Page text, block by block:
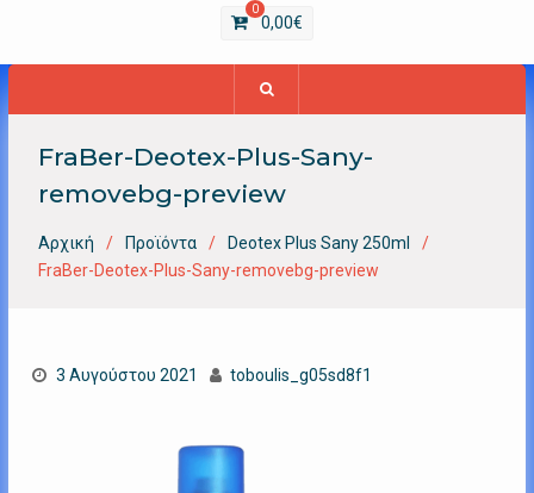
0
0,00€
FraBer-Deotex-Plus-Sany-
removebg-preview
Αρχική Προϊόντα
Deotex Plus Sany 250ml
FraBer-Deotex-Plus-Sany-removebg-preview
3 Αυγούστου 2021 toboulis_g05sd8f1